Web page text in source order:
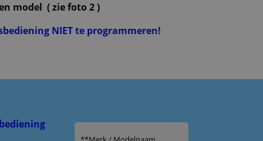
model ( zie foto 2 )
NIET te programmeren!